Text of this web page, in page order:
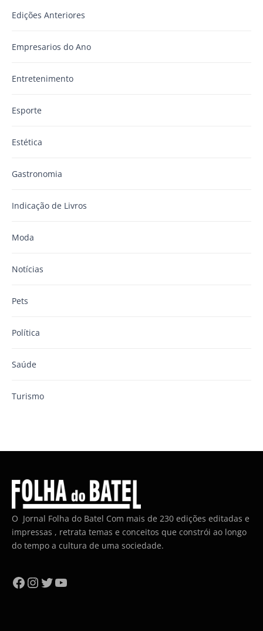
Edições Anteriores
Empresarios do Ano
Entretenimento
Esporte
Estética
Gastronomia
Indicação de Livros
Moda
Notícias
Pets
Política
Saúde
Turismo
O Jornal Folha do Batel Com mais de 230 edições editadas e
impressas , retrata temas e conceitos que constrói ao longo
do tempo a cultura de uma sociedade.
Facebook
Instagram
Twitter
YouTube